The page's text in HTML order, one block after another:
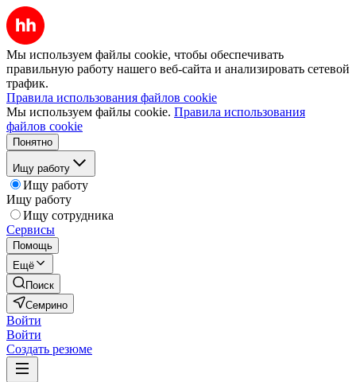
Мы используем файлы cookie, чтобы обеспечивать
правильную работу нашего веб-сайта и анализировать сетевой
трафик.
Правила использования файлов cookie
Мы используем файлы cookie. Правила использования
файлов cookie
Понятно
Ищу работу
Ищу работу
Ищу работу
Ищу сотрудника
Сервисы
Помощь
Ещё
Поиск
Семрино
Войти
Войти
Создать резюме